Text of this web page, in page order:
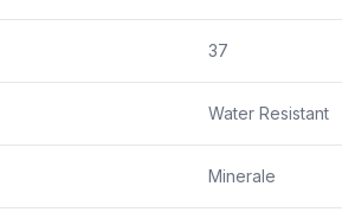
37
Water Resistant
Minerale